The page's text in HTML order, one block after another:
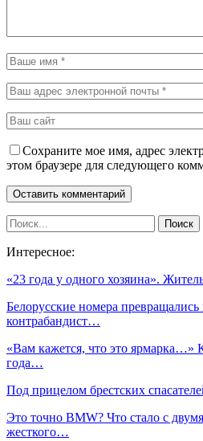
Сохраните мое имя, адрес
этом браузере для следующего
Интересное:
«23 года у одного хозяина».
Белорусские номера превращались
контрабандист…
«Вам кажется, что это ярмарка…»
года…
Под прицелом брестских
Это точно BMW? Что стало с
жесткого…